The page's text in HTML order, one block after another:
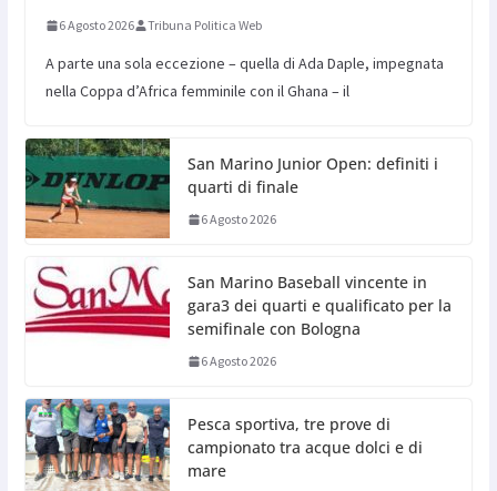
6 Agosto 2026 Tribuna Politica Web
A parte una sola eccezione – quella di Ada Daple, impegnata
nella Coppa d’Africa femminile con il Ghana – il
San Marino Junior Open: definiti i
quarti di finale
6 Agosto 2026
San Marino Baseball vincente in
gara3 dei quarti e qualificato per la
semifinale con Bologna
6 Agosto 2026
Pesca sportiva, tre prove di
campionato tra acque dolci e di
mare